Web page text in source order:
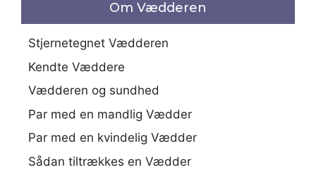
Om Vædderen
Stjernetegnet Vædderen
Kendte Væddere
Vædderen og sundhed
Par med en mandlig Vædder
Par med en kvindelig Vædder
Sådan tiltrækkes en Vædder